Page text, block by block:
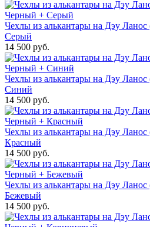
Чехлы из алькантары на Дэу
Серый
14 500 руб.
Чехлы из алькантары на Дэу
Синий
14 500 руб.
Чехлы из алькантары на Дэу
Красный
14 500 руб.
Чехлы из алькантары на Дэу
Бежевый
14 500 руб.